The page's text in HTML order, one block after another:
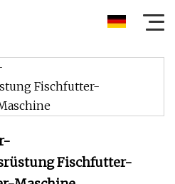
Fischfutter-